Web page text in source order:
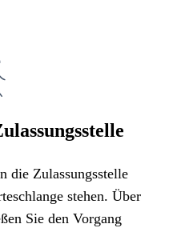
die Zulassungsstelle
stehen. Über
Sie den Vorgang